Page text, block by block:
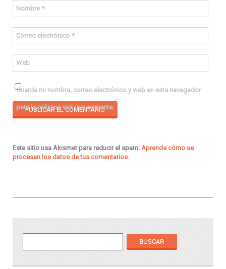
Nombre *
Correo electrónico *
Web
Guarda mi nombre, correo electrónico y web en este navegador
para la próxima vez que comente.
Este sitio usa Akismet para reducir el spam. Aprende cómo se
procesan los datos de tus comentarios.